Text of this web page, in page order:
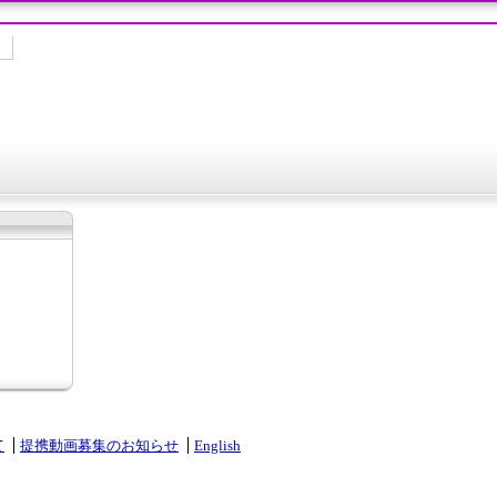
提携動画募集のお知らせ English